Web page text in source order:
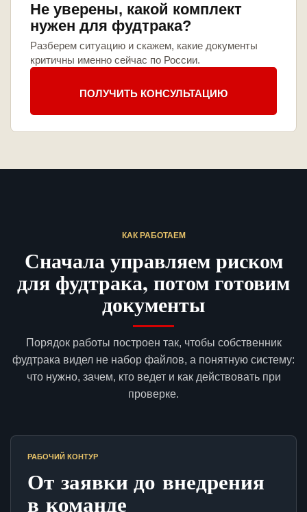
Не уверены, какой комплект
нужен для фудтрака?
Разберем ситуацию и скажем, какие документы
критичны именно сейчас по России.
ПОЛУЧИТЬ КОНСУЛЬТАЦИЮ
КАК РАБОТАЕМ
Сначала управляем риском
для фудтрака, потом готовим
документы
Порядок работы построен так, чтобы собственник
фудтрака видел не набор файлов, а понятную систему:
что нужно, зачем, кто ведет и как действовать при
проверке.
РАБОЧИЙ КОНТУР
От заявки до внедрения
в команде